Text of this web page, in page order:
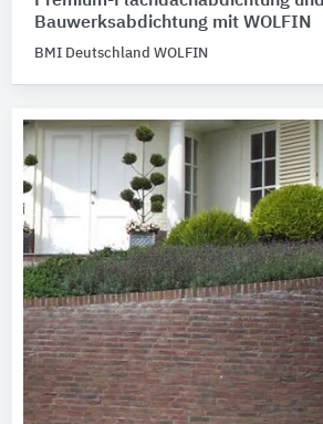
Bauwerksabdichtung mit WOLFIN
BMI Deutschland WOLFIN